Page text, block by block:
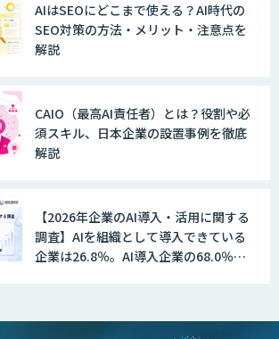
AI駆動開発エキスパート 育成プログラム
DX推進のパートナーに「ジンベイ 生成
AI・DXコンサルティング」
Dify構築サービス
AIはSEOにどこまで使える？AI時代の
SEO対策の方法・メリット・注意点を
解説
CAIO（最高AI責任者）とは？役割や必
須スキル、日本企業の設置事例を徹底
解説
【2026年企業のAI導入・活用に関する
調査】AIを組織として導入できている
企業は26.8％。AI導入企業の68.0％